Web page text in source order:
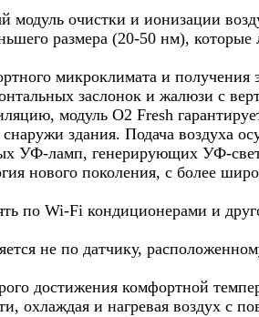
модуль очистки и ионизации
размера (20-50 нм),
микроклимата и получения
заслонок и жалюзи с
модуль O2 Fresh
здания. Подача воздуха
УФ-ламп, генерирующих УФ-
нового поколения, с более
по Wi-Fi кондиционерами и
не по датчику,
достижения комфортной
охлаждая и нагревая воздух с